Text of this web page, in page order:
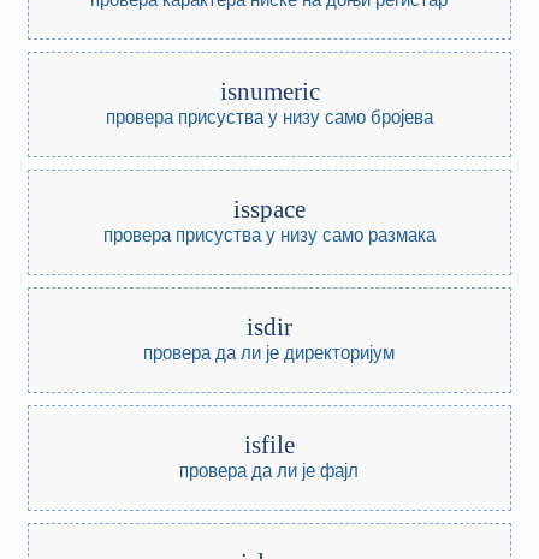
isnumeric
провера присуства у низу само бројева
isspace
провера присуства у низу само размака
isdir
провера да ли је директоријум
isfile
провера да ли је фајл